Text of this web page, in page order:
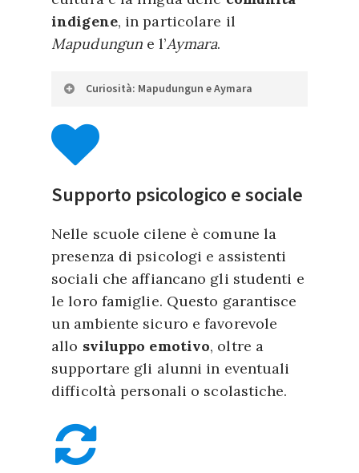
indigene, in particolare il
Mapudungun e l’Aymara.
Curiosità: Mapudungun e Aymara
Le lingue delle comunità
indigene
sono minacciate dall’egemonia
della cultura spagnola, che
nell’istruzione e nella vita
quotidiana. Nonostante ciò, i
programmi educativi, diffusi
soprattutto nelle regioni
meridionali e settentrionali del
Cile, promuovono ilbilinguismo
e l’integrazione culturale,
cercando di preservare queste
culturale
scuole adottano metodi come
Supporto psicologico e sociale
Nelle scuole cilene è comune la
presenza di psicologi e assistenti
sociali che affiancano gli studenti e
le loro famiglie. Questo garantisce
un ambiente sicuro e favorevole
allo sviluppo emotivo, oltre a
supportare gli alunni in eventuali
difficoltà personali o scolastiche.